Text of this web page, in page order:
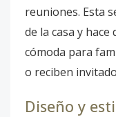
reuniones. Esta
de la casa y
cómoda para
o reciben
Diseño y